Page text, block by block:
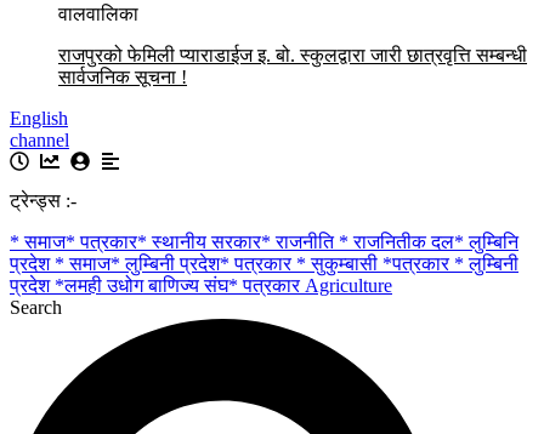
वालवालिका
राजपुरको फेमिली प्याराडाईज इ. बो. स्कुलद्वारा जारी छात्रवृत्ति सम्बन्धी
सार्वजनिक सूचना !
English
channel
ट्रेन्ड्स :-
* समाज* पत्रकार* स्थानीय सरकार* राजनीति * राजनितीक दल* लुम्बिनि
प्रदेश * समाज* लुम्बिनी प्रदेश* पत्रकार * सुकुम्बासी *पत्रकार * लुम्बिनी
प्रदेश *लमही उधोग बाणिज्य संघ* पत्रकार Agriculture
Search